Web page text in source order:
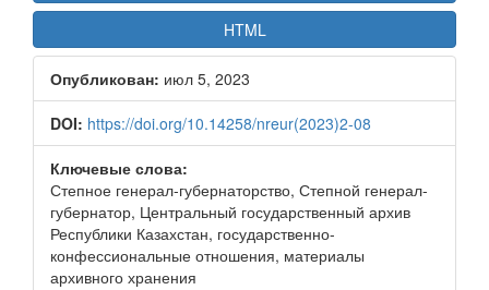
HTML
Опубликован: июл 5, 2023
DOI: https://doi.org/10.14258/nreur(2023)2-08
Ключевые слова:
Степное генерал-губернаторство, Степной генерал-
губернатор, Центральный государственный архив
Республики Казахстан, государственно-
конфессиональные отношения, материалы
архивного хранения